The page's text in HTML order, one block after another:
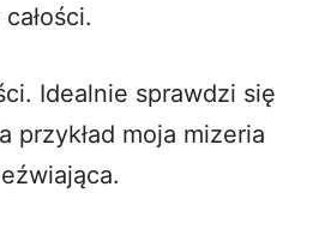
Idealnie sprawdzi się
przykład moja mizeria